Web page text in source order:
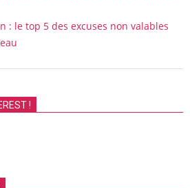
: le top 5 des excuses non valables
!